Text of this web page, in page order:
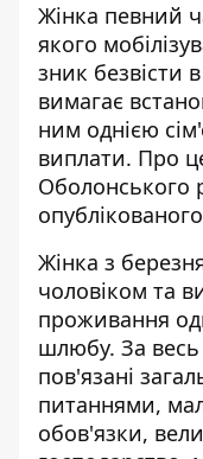
Жінка певний
якого
зник безвісти
вимагає
ним однією
виплати. Про
Оболонського
Жінка з
чоловіком та
проживання
шлюбу. За
пов'язані
питаннями,
обов'язки,